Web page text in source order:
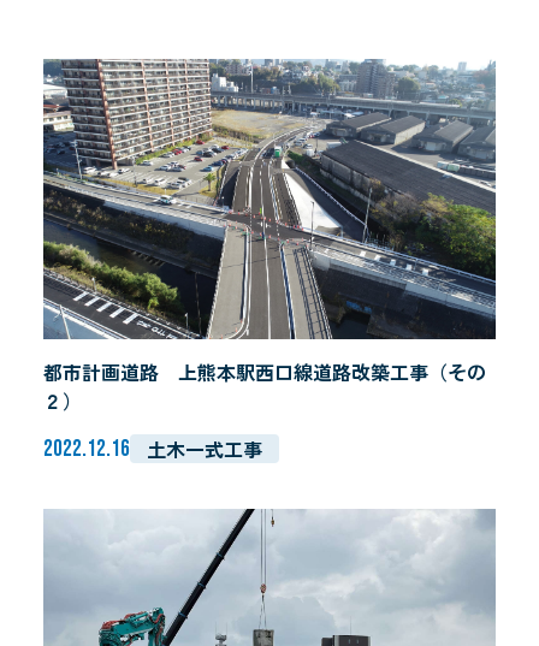
会社概要
事業内容
お問い合わせ
プライバシーポリシー
都市計画道路 上熊本駅西口線道路改築工事（その
２）
2022.12.16 土木一式工事